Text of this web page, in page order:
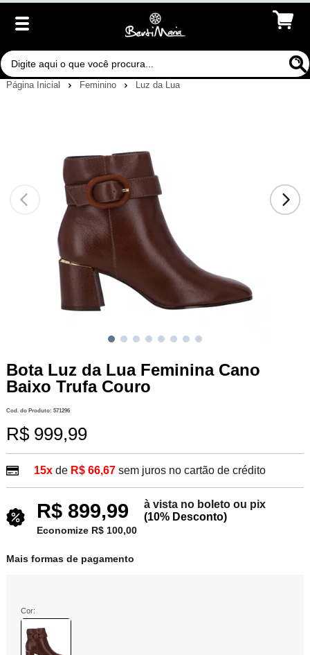
Página Inicial Feminino Luz da Lua
Bota Luz da Lua Feminina Cano
Baixo Trufa Couro
Cod. do Produto: 571296
R$ 999,99
15xde R$ 66,67 sem juros no cartão de crédito
R$ 899,99
à vista no boleto ou pix
(10% Desconto)
Economize R$ 100,00
Mais formas de pagamento
Cor: